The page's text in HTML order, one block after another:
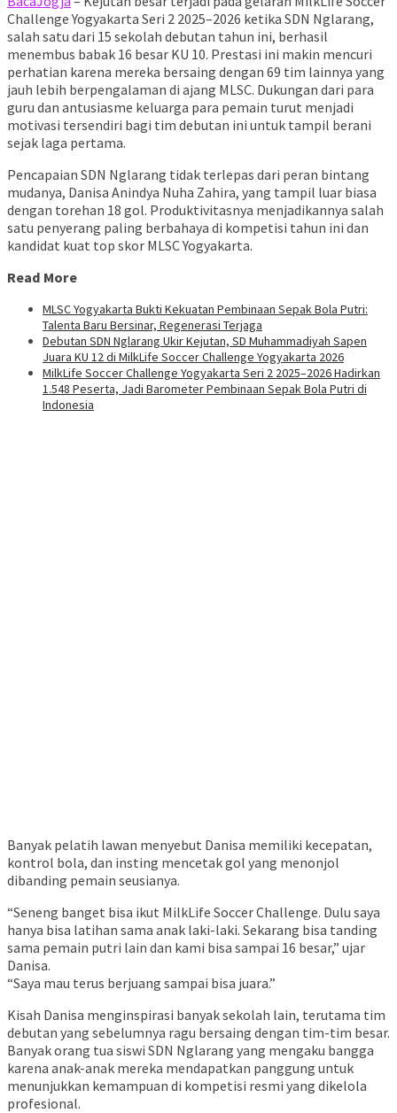
Challenge Yogyakarta Seri 2 2025–2026 ketika SDN Nglarang,
salah satu dari 15 sekolah debutan tahun ini, berhasil
menembus babak 16 besar KU 10. Prestasi ini makin mencuri
perhatian karena mereka bersaing dengan 69 tim lainnya yang
jauh lebih berpengalaman di ajang MLSC. Dukungan dari para
guru dan antusiasme keluarga para pemain turut menjadi
motivasi tersendiri bagi tim debutan ini untuk tampil berani
sejak laga pertama.
Pencapaian SDN Nglarang tidak terlepas dari peran bintang
mudanya, Danisa Anindya Nuha Zahira, yang tampil luar biasa
dengan torehan 18 gol. Produktivitasnya menjadikannya salah
satu penyerang paling berbahaya di kompetisi tahun ini dan
kandidat kuat top skor MLSC Yogyakarta.
Read More
MLSC Yogyakarta Bukti Kekuatan Pembinaan Sepak Bola Putri:
Talenta Baru Bersinar, Regenerasi Terjaga
Debutan SDN Nglarang Ukir Kejutan, SD Muhammadiyah Sapen
Juara KU 12 di MilkLife Soccer Challenge Yogyakarta 2026
MilkLife Soccer Challenge Yogyakarta Seri 2 2025–2026 Hadirkan
1.548 Peserta, Jadi Barometer Pembinaan Sepak Bola Putri di
Indonesia
Banyak pelatih lawan menyebut Danisa memiliki kecepatan,
kontrol bola, dan insting mencetak gol yang menonjol
dibanding pemain seusianya.
“Seneng banget bisa ikut MilkLife Soccer Challenge. Dulu saya
hanya bisa latihan sama anak laki-laki. Sekarang bisa tanding
sama pemain putri lain dan kami bisa sampai 16 besar,” ujar
Danisa.
“Saya mau terus berjuang sampai bisa juara.”
Kisah Danisa menginspirasi banyak sekolah lain, terutama tim
debutan yang sebelumnya ragu bersaing dengan tim-tim besar.
Banyak orang tua siswi SDN Nglarang yang mengaku bangga
karena anak-anak mereka mendapatkan panggung untuk
menunjukkan kemampuan di kompetisi resmi yang dikelola
profesional.